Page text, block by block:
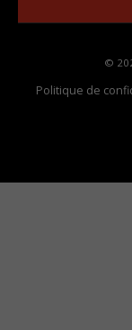
©
Politique de